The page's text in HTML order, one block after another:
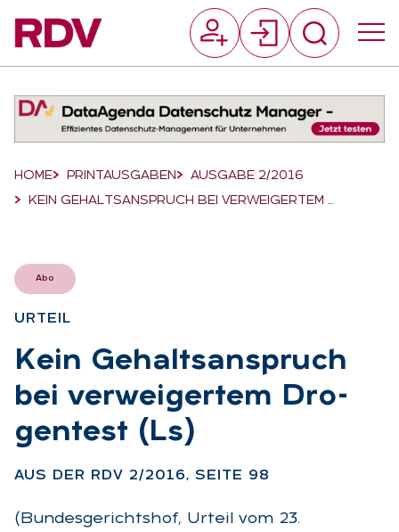
Breadcrumb-Navigation
HOME PRINTAUSGABEN
AUSGABE 2/2016
KEIN GEHALTSANSPRUCH BEI VERWEIGERTEM …
Abo
UR­TEIL
:Kein Ge­halts­an­spruch
bei ver­wei­ger­tem Dro­
gen­test (Ls)
AUS DER RDV 2/2016, SEI­TE 98
(Bundesgerichtshof, Urteil vom 23.